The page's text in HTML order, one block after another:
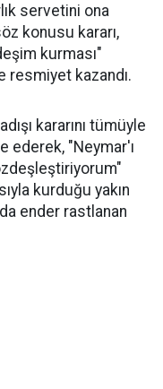
servetini ona
konusu kararı,
kurması"
resmiyet kazandı.
kararını tümüyle
ederek, "Neymar'ı
kurduğu yakın
ender rastlanan